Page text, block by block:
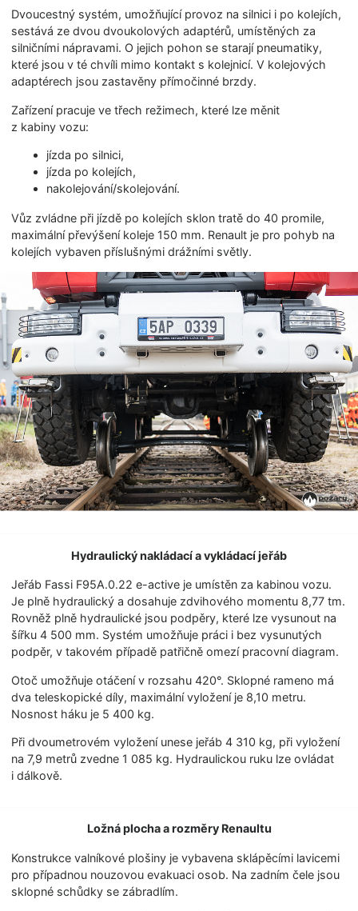
Dvoucestný systém, umožňující provoz na silnici i po kolejích,
sestává ze dvou dvoukolových adaptérů, umístěných za
silničními nápravami. O jejich pohon se starají pneumatiky,
které jsou v té chvíli mimo kontakt s kolejnicí. V kolejových
adaptérech jsou zastavěny přímočinné brzdy.
Zařízení pracuje ve třech režimech, které lze měnit
z kabiny vozu:
jízda po silnici,
jízda po kolejích,
nakolejování/sko­lejování.
Vůz zvládne při jízdě po kolejích sklon tratě do 40 promile,
maximální převýšení koleje 150 mm. Renault je pro pohyb na
kolejích vybaven příslušnými drážními světly.
Hydraulický nakládací a vykládací jeřáb
Jeřáb Fassi F95A.0.22 e-active je umístěn za kabinou vozu.
Je plně hydraulický a dosahuje zdvihového momentu 8,77 tm.
Rovněž plně hydraulické jsou podpěry, které lze vysunout na
šířku 4 500 mm. Systém umožňuje práci i bez vysunutých
podpěr, v takovém případě patřičně omezí pracovní diagram.
Otoč umožňuje otáčení v rozsahu 420°. Sklopné rameno má
dva teleskopické díly, maximální vyložení je 8,10 metru.
Nosnost háku je 5 400 kg.
Při dvoumetrovém vyložení unese jeřáb 4 310 kg, při vyložení
na 7,9 metrů zvedne 1 085 kg. Hydraulickou ruku lze ovládat
i dálkově.
Ložná plocha a rozměry Renaultu
Konstrukce valníkové plošiny je vybavena sklápěcími lavicemi
pro případnou nouzovou evakuaci osob. Na zadním čele jsou
sklopné schůdky se zábradlím.